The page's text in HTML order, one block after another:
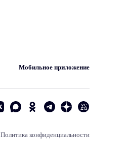
Мобильное приложение
Политика конфиденциальности